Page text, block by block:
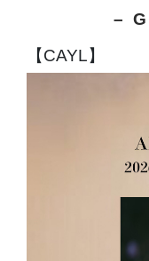
–
【CAYL】